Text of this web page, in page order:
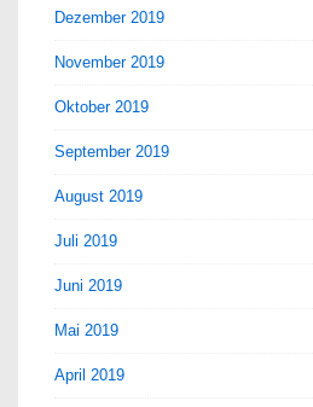
Dezember 2019
November 2019
Oktober 2019
September 2019
August 2019
Juli 2019
Juni 2019
Mai 2019
April 2019